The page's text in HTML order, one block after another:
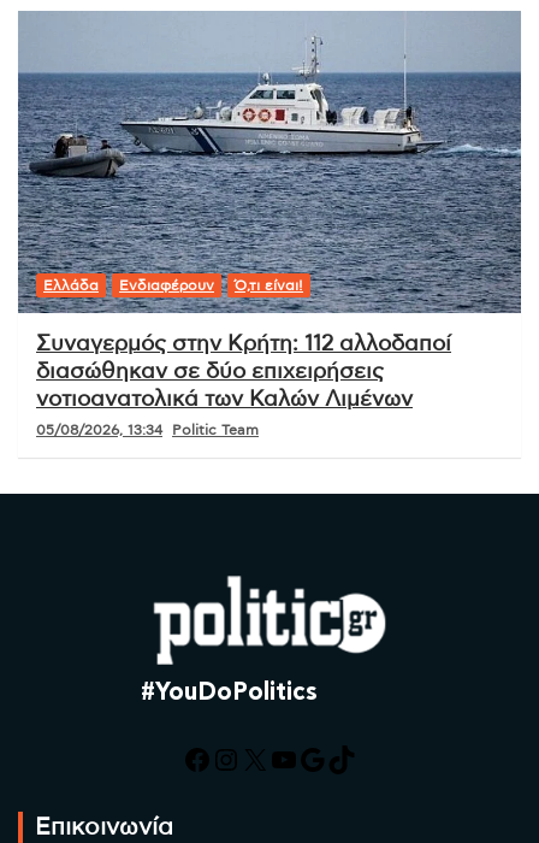
Ελλάδα Ενδιαφέρουν Ό,τι είναι!
Συναγερμός στην Κρήτη: 112 αλλοδαποί
διασώθηκαν σε δύο επιχειρήσεις
νοτιοανατολικά των Καλών Λιμένων
05/08/2026, 13:34 Politic Team
#YouDoPolitics
Facebook
Instagram
X YouTube
Google
TikTok
Επικοινωνία